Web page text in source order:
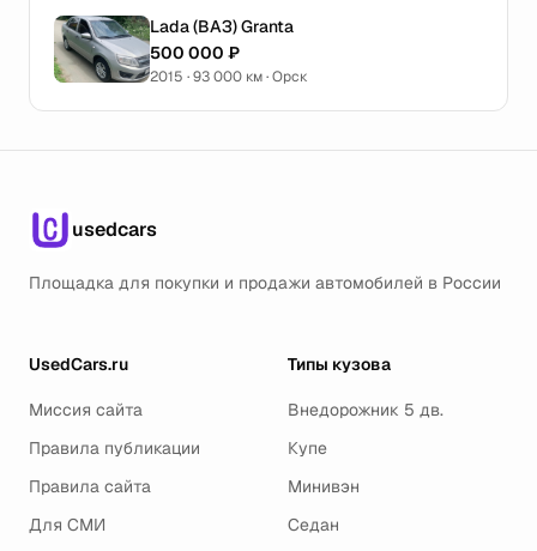
Lada (ВАЗ) Granta
500 000 ₽
2015 · 93 000 км · Орск
usedcars
Площадка для покупки и продажи автомобилей в России
UsedCars.ru
Миссия сайта
Правила публикации
Правила сайта
Для СМИ
Типы кузова
Внедорожник 5 дв.
Купе
Минивэн
Седан